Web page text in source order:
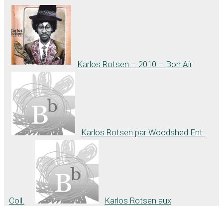
Karlos Rotsen – 2010 – Bon Air
Karlos Rotsen par Woodshed Ent.
Coll. Karlos Rotsen aux